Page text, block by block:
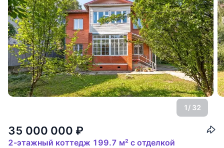
1/ 32
35 000 000 ₽
2-этажный коттедж 199.7 м² с отделкой